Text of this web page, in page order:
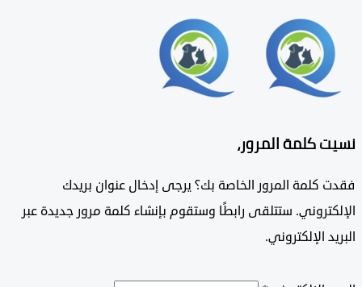
كلمة المرور،
كلمة المرور الخاصة بك؟ يرجى إدخال عنوان بريدك
ستتلقى رابطًا وستقوم بإنشاء كلمة مرور جديدة عبر
الإلكتروني.